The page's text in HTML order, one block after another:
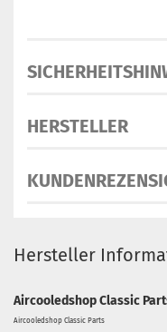
HERSTELLER
Hersteller
Aircooledshop Classic
Aircooledshop Classic Parts